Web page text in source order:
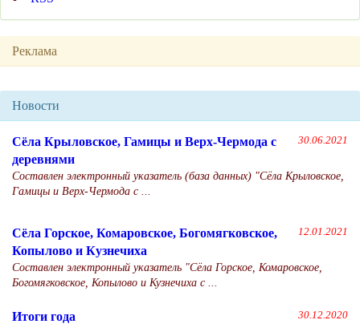
Реклама
Новости
30.06.2021
Сёла Крыловское, Гамицы и Верх-Чермода с
деревнями
Составлен электронный указатель (база данных) "Сёла Крыловское,
Гамицы и Верх-Чермода с ...
12.01.2021
Сёла Горское, Комаровское, Богомягковское,
Копылово и Кузнечиха
Составлен электронный указатель "Сёла Горское, Комаровское,
Богомягковское, Копылово и Кузнечиха с ...
30.12.2020
Итоги года